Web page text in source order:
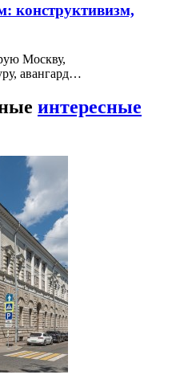
конструктивизм,
Москву,
авангард…
интересные